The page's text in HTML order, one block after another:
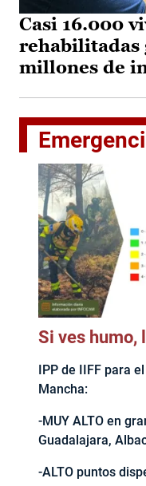
Casi 16.000
rehabilitadas
millones de
Si ves humo,
IPP de IIFF para
Mancha:
-MUY ALTO en
Guadalajara,
-ALTO puntos